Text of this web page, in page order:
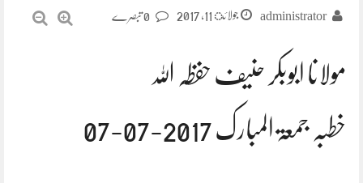
administrator جولائ 11, 2017
مولانا ابوبکر حنیف حفظہ اللہ
خطبہ جمعۃ المبارک 2017-07-07